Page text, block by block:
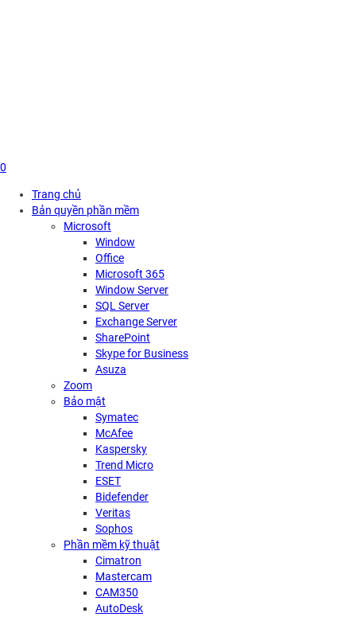
0
Trang chủ
Bản quyền phần mềm
Microsoft
Window
Office
Microsoft 365
Window Server
SQL Server
Exchange Server
SharePoint
Skype for Business
Asuza
Zoom
Bảo mật
Symatec
McAfee
Kaspersky
Trend Micro
ESET
Bidefender
Veritas
Sophos
Phần mềm kỹ thuật
Cimatron
Mastercam
CAM350
AutoDesk